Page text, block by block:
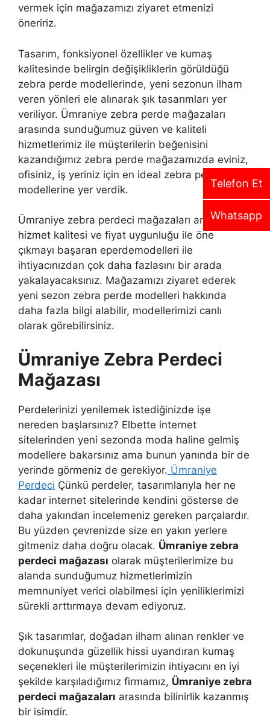
Telefon Et
Whatsapp
vermek için mağazamızı ziyaret etmenizi
öneririz.
Tasarım, fonksiyonel özellikler ve kumaş
kalitesinde belirgin değişikliklerin görüldüğü
zebra perde modellerinde, yeni sezonun ilham
veren yönleri ele alınarak şık tasarımları yer
veriliyor. Ümraniye zebra perde mağazaları
arasında sunduğumuz güven ve kaliteli
hizmetlerimiz ile müşterilerin beğenisini
kazandığımız zebra perde mağazamızda eviniz,
ofisiniz, iş yeriniz için en ideal zebra perde
modellerine yer verdik.
Ümraniye zebra perdeci mağazaları arasında
hizmet kalitesi ve fiyat uygunluğu ile öne
çıkmayı başaran eperdemodelleri ile
ihtiyacınızdan çok daha fazlasını bir arada
yakalayacaksınız. Mağazamızı ziyaret ederek
yeni sezon zebra perde modelleri hakkında
daha fazla bilgi alabilir, modellerimizi canlı
olarak görebilirsiniz.
Ümraniye Zebra Perdeci
Mağazası
Perdelerinizi yenilemek istediğinizde işe
nereden başlarsınız? Elbette internet
sitelerinden yeni sezonda moda haline gelmiş
modellere bakarsınız ama bunun yanında bir de
yerinde görmeniz de gerekiyor. Ümraniye
Perdeci Çünkü perdeler, tasarımlarıyla her ne
kadar internet sitelerinde kendini gösterse de
daha yakından incelemeniz gereken parçalardır.
Bu yüzden çevrenizde size en yakın yerlere
gitmeniz daha doğru olacak. Ümraniye zebra
perdeci mağazası olarak müşterilerimize bu
alanda sunduğumuz hizmetlerimizin
memnuniyet verici olabilmesi için yeniliklerimizi
sürekli arttırmaya devam ediyoruz.
Şık tasarımlar, doğadan ilham alınan renkler ve
dokunuşunda güzellik hissi uyandıran kumaş
seçenekleri ile müşterilerimizin ihtiyacını en iyi
şekilde karşıladığımız firmamız, Ümraniye zebra
perdeci mağazaları arasında bilinirlik kazanmış
bir isimdir.